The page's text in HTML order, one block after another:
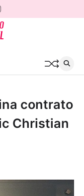
contrato
Christian